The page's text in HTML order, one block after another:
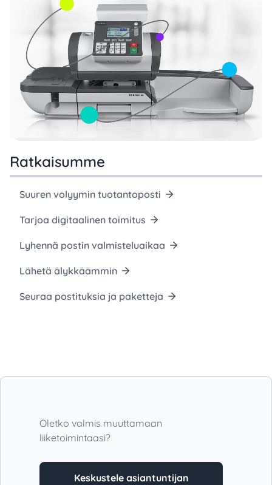
Ratkaisumme
Suuren volyymin tuotantoposti
Tarjoa digitaalinen toimitus
Lyhennä postin valmisteluaikaa
Lähetä älykkäämmin
Seuraa postituksia ja paketteja
Oletko valmis muuttamaan
liiketoimintaasi?
Keskustele asiantuntijan